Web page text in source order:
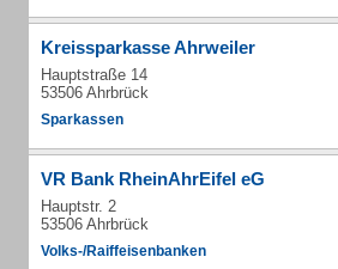
Kreissparkasse Ahrweiler
Hauptstraße 14
53506 Ahrbrück
Sparkassen
VR Bank RheinAhrEifel eG
Hauptstr. 2
53506 Ahrbrück
Volks-/Raiffeisenbanken